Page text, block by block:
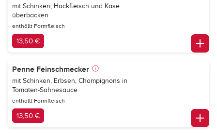
mit Schinken, Hackfleisch und Käse
überbacken
enthällt Formfleisch
13,50 €
Penne Feinschmecker
mit Schinken, Erbsen, Champignons in
Tomaten-Sahnesauce
enthällt Formfleisch
13,50 €